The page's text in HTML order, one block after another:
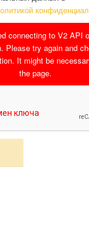
connecting to V2 API
Please try again and
It might be
the page.